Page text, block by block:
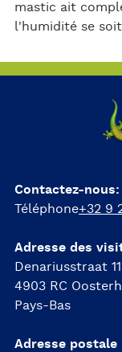
mastic ait
l'humidité se soit
Contactez-nous:
Téléphone+32 9
Adresse des
Denariusstraat 11
4903 RC
Pays-Bas
Adresse postale